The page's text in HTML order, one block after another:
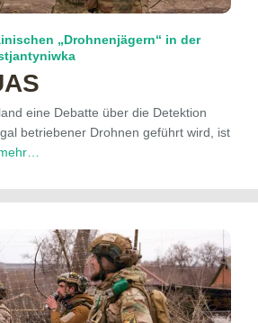
„Drohnenjägern“ in der
eine Debatte über die Detektion
betriebener Drohnen geführt wird, ist